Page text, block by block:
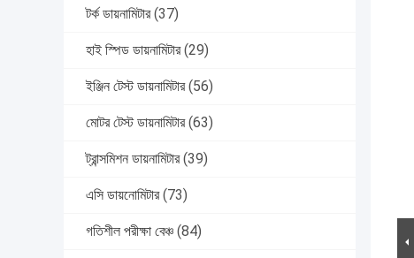
টর্ক ডায়নামিটার (37)
হাই স্পিড ডায়নামিটার (29)
ইঞ্জিন টেস্ট ডায়নামিটার (56)
মোটর টেস্ট ডায়নামিটার (63)
ট্রান্সমিশন ডায়নামিটার (39)
এসি ডায়নোমিটার (73)
গতিশীল পরীক্ষা বেঞ্চ (84)